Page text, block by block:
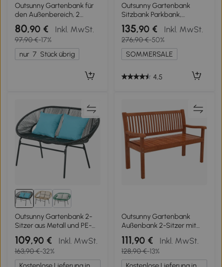
Outsunny Gartenbank für
den Außenbereich, 2
Personen, Patio-Bank,
Schwarz
80,90 € Inkl. MwSt.
97,90 €-17%
nur 7 Stück übrig
Outsunny Gartenbank
Sitzbank Parkbank,
Lattendesign,
wetterbeständig,
Aluminium, 123 x 67 x 79
cm, Blau
135,90 € Inkl. MwSt.
276,90 €-50%
SOMMERSALE
4,5
Outsunny Gartenbank 2-
Sitzer aus Metall und PE-
Rattan-Seil mit 2 Kissen -
Abmessungen 132L x 72B x
83H cm - Schwarz
109,90 € Inkl. MwSt.
163,90 €-32%
Outsunny Gartenbank
Außenbank 2-Sitzer mit
wasserdichter Abdeckung
und ergonomischer
Rückenlehne Holz Hellbraun
111,90 € Inkl. MwSt.
128,90 €-13%